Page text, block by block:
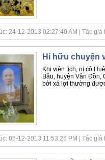
24-12-2013 02:27:40 AM | Tác giả
Hi hữu chuyện
Khi viên tịch, ni cô
Bầu, huyện Vân Đồn,
bởi xá lợi thường
05-12-2013 11:53:26 PM | Tác giả